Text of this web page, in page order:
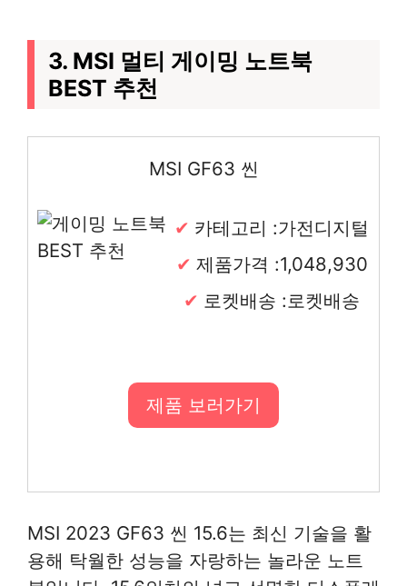
3. MSI 멀티 게이밍 노트북
BEST 추천
MSI GF63 씬
카테고리 :가전디지털
제품가격 :1,048,930
로켓배송 :로켓배송
제품 보러가기
MSI 2023 GF63 씬 15.6는 최신 기술을 활
용해 탁월한 성능을 자랑하는 놀라운 노트